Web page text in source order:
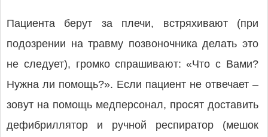
Пациента берут за плечи, встряхивают (при
подозрении на травму позвоночника делать это
не следует), громко спрашивают: «Что с Вами?
Нужна ли помощь?». Если пациент не отвечает –
зовут на помощь медперсонал, просят доставить
дефибриллятор и ручной респиратор (мешок